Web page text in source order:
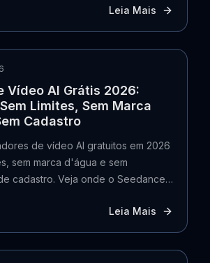
Leia Mais
Vídeo AI Grátis 2026:
Limites, Sem Marca
Cadastro
de vídeo AI gratuitos em 2026
sem marca d'água e sem
cadastro. Veja onde o Seedance
Leia Mais